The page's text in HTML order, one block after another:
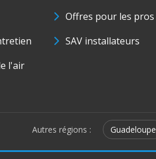
l'air
Offres pour les pros
SAV installateurs
Autres régions : Guadeloupe